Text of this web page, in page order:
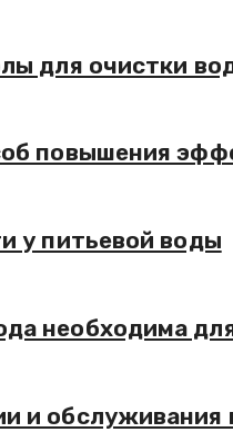
для очистки
повышения
у питьевой воды
необходима
и обслуживания